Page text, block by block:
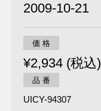
2009-10-21
価 格
¥2,934 (税込)
品 番
UICY-94307